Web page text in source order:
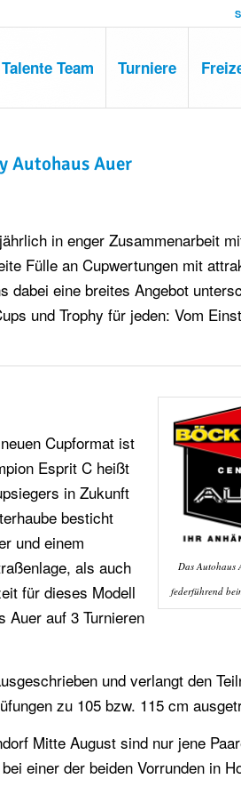
Talente Team Turniere
Autohaus Auer
in enger Zusammenarbeit
Fülle an Cupwertungen mit
dabei eine breites Angebot
und Trophy für jeden: Vom
Das Autohaus
federführend
Cupformat ist
Esprit C heißt
in Zukunft
besticht
und einem
als auch
für dieses Modell
Auer auf 3 Turnieren
und verlangt den
zu 105 bzw. 115 cm
Mitte August sind nur jene
einer der beiden Vorrunden in